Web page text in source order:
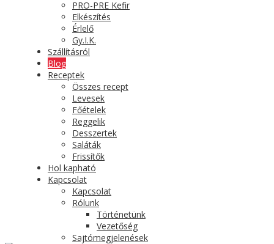
PRO-PRE Kefir
Elkészítés
Érlelő
Gy.I.K.
Szállításról
Blog
Receptek
Összes recept
Levesek
Főételek
Reggelik
Desszertek
Saláták
Frissítők
Hol kapható
Kapcsolat
Kapcsolat
Rólunk
Történetünk
Vezetőség
Sajtómegjelenések